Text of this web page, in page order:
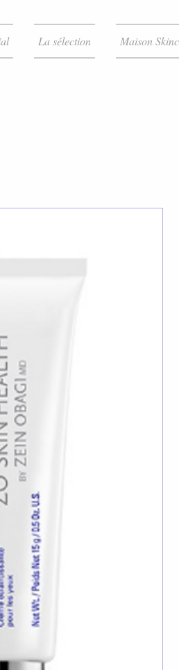
La sélection Maison